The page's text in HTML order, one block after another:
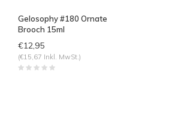
Gelosophy #180 Ornate
Brooch 15ml
€12,95
(€15,67 Inkl. MwSt.)